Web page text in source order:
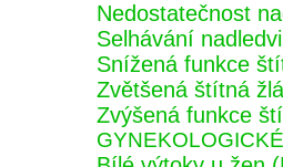
Nedostatečnost
Selhávání
Snížená funkce
Zvětšená štítná
Zvýšená funkce